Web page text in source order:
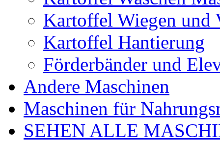
Kartoffel Wiegen und
Kartoffel Hantierung
Förderbänder und
Andere Maschinen
Maschinen für
SEHEN ALLE